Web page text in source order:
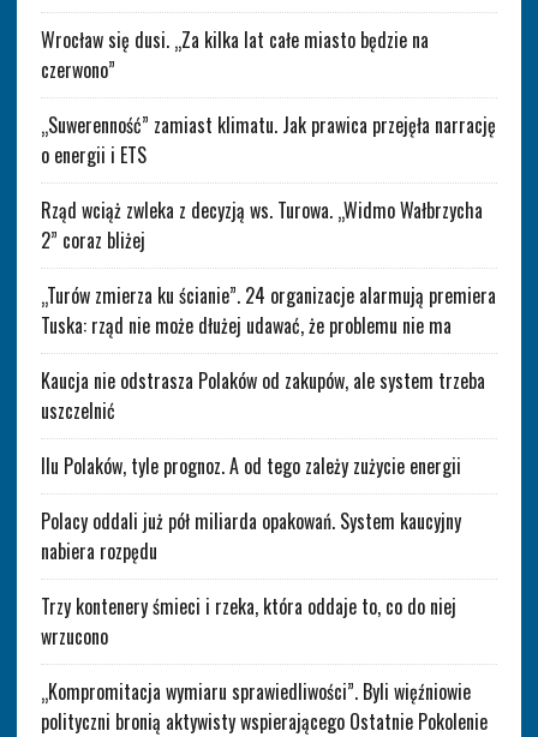
Wrocław się dusi. „Za kilka lat całe miasto będzie na
czerwono”
„Suwerenność” zamiast klimatu. Jak prawica przejęła narrację
o energii i ETS
Rząd wciąż zwleka z decyzją ws. Turowa. „Widmo Wałbrzycha
2” coraz bliżej
„Turów zmierza ku ścianie”. 24 organizacje alarmują premiera
Tuska: rząd nie może dłużej udawać, że problemu nie ma
Kaucja nie odstrasza Polaków od zakupów, ale system trzeba
uszczelnić
Ilu Polaków, tyle prognoz. A od tego zależy zużycie energii
Polacy oddali już pół miliarda opakowań. System kaucyjny
nabiera rozpędu
Trzy kontenery śmieci i rzeka, która oddaje to, co do niej
wrzucono
„Kompromitacja wymiaru sprawiedliwości”. Byli więźniowie
polityczni bronią aktywisty wspierającego Ostatnie Pokolenie